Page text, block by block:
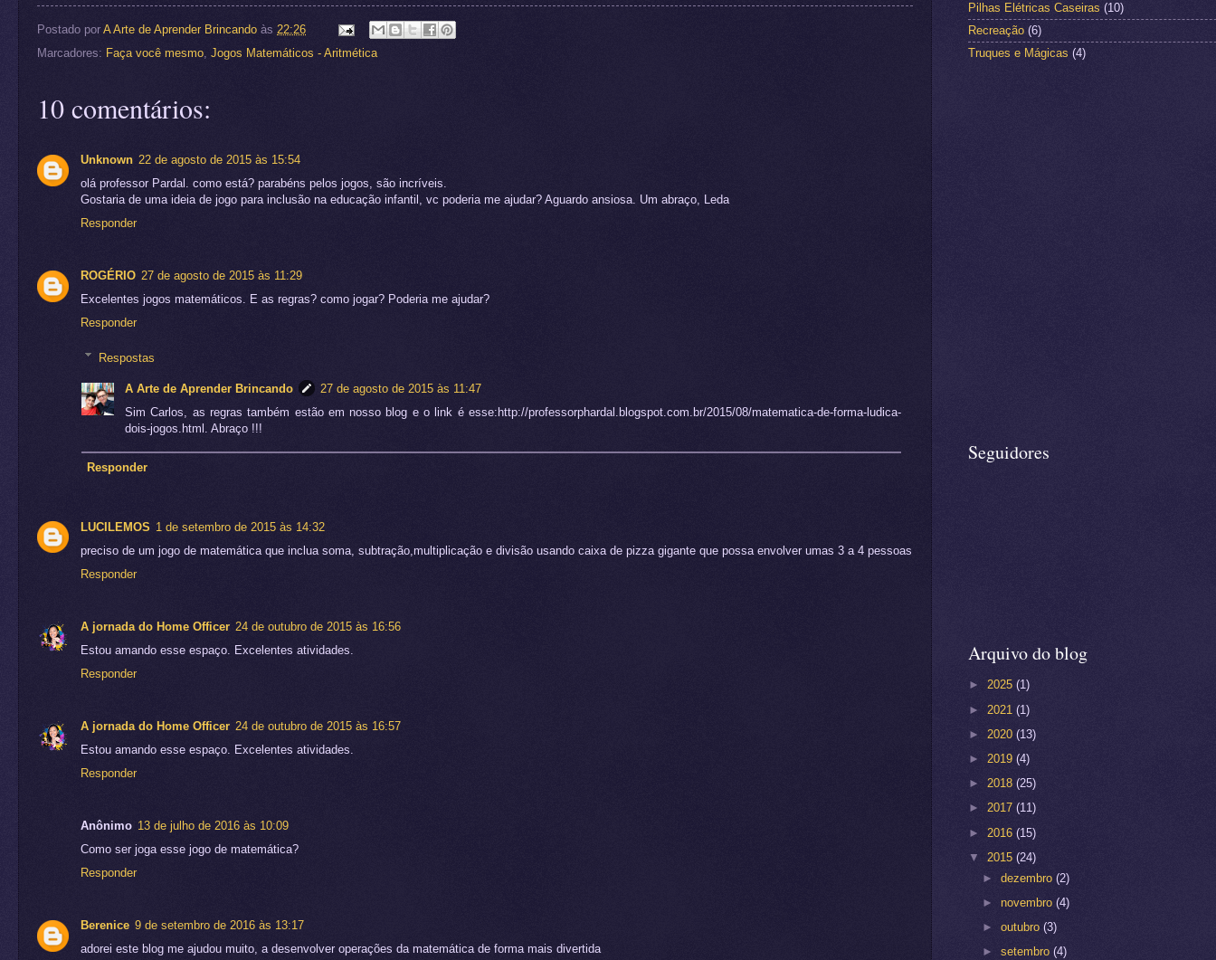
Postado por A Arte de Aprender Brincando às 22:26
Marcadores: Faça você mesmo, Jogos Matemáticos - Aritmética
10 comentários:
Unknown 22 de agosto de 2015 às 15:54
olá professor Pardal. como está? parabéns pelos jogos, são incríveis.
Gostaria de uma ideia de jogo para inclusão na educação infantil, vc poderia me ajudar? Aguardo ansiosa. Um abraço, Leda
Responder
ROGÉRIO 27 de agosto de 2015 às 11:29
Excelentes jogos matemáticos. E as regras? como jogar? Poderia me ajudar?
Responder
Respostas
A Arte de Aprender Brincando
27 de agosto de 2015 às 11:47
Sim Carlos, as regras também estão em nosso blog e o link é esse:http://professorphardal.blogspot.com.br/2015/08/matematica-de-forma-ludica-
dois-jogos.html. Abraço !!!
Responder
LUCILEMOS 1 de setembro de 2015 às 14:32
preciso de um jogo de matemática que inclua soma, subtração,multiplicação e divisão usando caixa de pizza gigante que possa envolver umas 3 a 4 pessoas
Responder
A jornada do Home Officer 24 de outubro de 2015 às 16:56
Estou amando esse espaço. Excelentes atividades.
Responder
A jornada do Home Officer 24 de outubro de 2015 às 16:57
Estou amando esse espaço. Excelentes atividades.
Responder
Anônimo 13 de julho de 2016 às 10:09
Como ser joga esse jogo de matemática?
Responder
Berenice 9 de setembro de 2016 às 13:17
adorei este blog me ajudou muito, a desenvolver operações da matemática de forma mais divertida
Pilhas Elétricas Caseiras (10)
Recreação (6)
Truques e Mágicas (4)
Seguidores
Arquivo do blog
► 2025 (1)
► 2021 (1)
► 2020 (13)
► 2019 (4)
► 2018 (25)
► 2017 (11)
► 2016 (15)
▼ 2015 (24)
►dezembro(2)
►novembro(4)
►outubro(3)
►setembro(4)